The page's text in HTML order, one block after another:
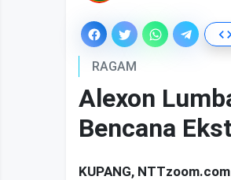
RAGAM
Alexon
Bencana
KUPANG, NTTzoom.com